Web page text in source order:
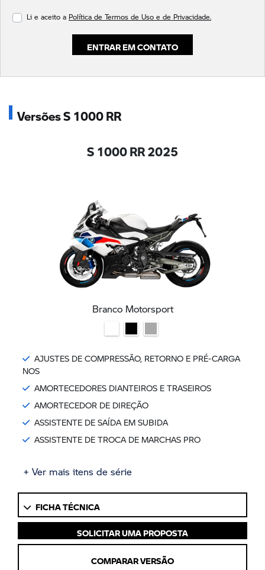
Li e aceito a Política de Termos de Uso e de Privacidade.
ENTRAR EM CONTATO
Versões S 1000 RR
S 1000 RR 2025
Branco Motorsport
AJUSTES DE COMPRESSÃO, RETORNO E PRÉ-CARGA
NOS
AMORTECEDORES DIANTEIROS E TRASEIROS
AMORTECEDOR DE DIREÇÃO
ASSISTENTE DE SAÍDA EM SUBIDA
ASSISTENTE DE TROCA DE MARCHAS PRO
+ Ver mais itens de série
FICHA TÉCNICA
SOLICITAR UMA PROPOSTA
COMPARAR VERSÃO